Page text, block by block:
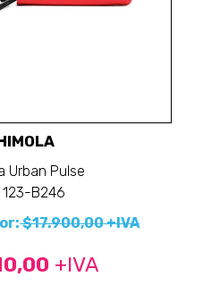
Urban Pulse
123-B246
$17.900,00 +IVA
+IVA